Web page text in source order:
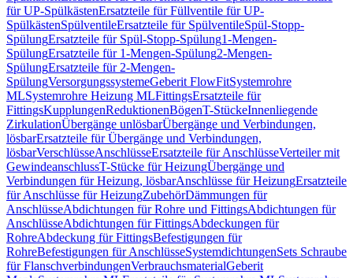
für UP-SpülkästenErsatzteile für Füllventile für UP-
SpülkästenSpülventileErsatzteile für SpülventileSpül-Stopp-
SpülungErsatzteile für Spül-Stopp-Spülung1-Mengen-
SpülungErsatzteile für 1-Mengen-Spülung2-Mengen-
SpülungErsatzteile für 2-Mengen-
SpülungVersorgungssystemeGeberit FlowFitSystemrohre
MLSystemrohre Heizung MLFittingsErsatzteile für
FittingsKupplungenReduktionenBögenT-StückeInnenliegende
ZirkulationÜbergänge unlösbarÜbergänge und Verbindungen,
lösbarErsatzteile für Übergänge und Verbindungen,
lösbarVerschlüsseAnschlüsseErsatzteile für AnschlüsseVerteiler mit
GewindeanschlussT-Stücke für HeizungÜbergänge und
Verbindungen für Heizung, lösbarAnschlüsse für HeizungErsatzteile
für Anschlüsse für HeizungZubehörDämmungen für
AnschlüsseAbdichtungen für Rohre und FittingsAbdichtungen für
AnschlüsseAbdichtungen für FittingsAbdeckungen für
RohreAbdeckung für FittingsBefestigungen für
RohreBefestigungen für AnschlüsseSystemdichtungenSets Schraube
für FlanschverbindungenVerbrauchsmaterialGeberit